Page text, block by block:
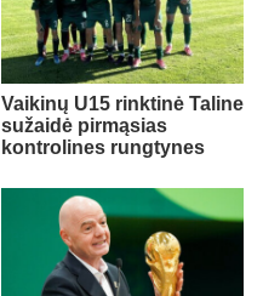
Vaikinų U15 rinktinė Taline
sužaidė pirmąsias
kontrolines rungtynes